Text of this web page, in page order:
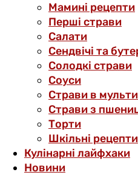
Мамині рецепти
Перші страви
Салати
Сендвічі та
Солодкі страви
Соуси
Страви в
Страви з
Торти
Шкільні рецепти
Кулінарні лайфхаки
Новини